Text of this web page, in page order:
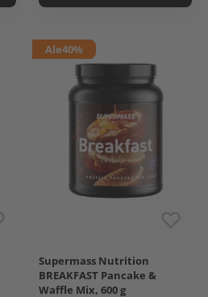
Chocolate
Vanilla-Blueberry
Ale40%
Supermass Nutrition
BREAKFAST Pancake &
Waffle Mix, 600 g